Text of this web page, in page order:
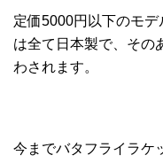
定価5000円以下のモ
は全て日本製で、その
わされます。
今までバタフライラケ